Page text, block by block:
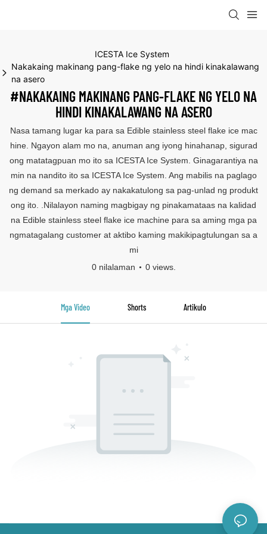
ICESTA Ice System
Nakakaing makinang pang-flake ng yelo na hindi kinakalawang
na asero
#NAKAKAING MAKINANG PANG-FLAKE NG YELO NA
HINDI KINAKALAWANG NA ASERO
Nasa tamang lugar ka para sa Edible stainless steel flake ice mac
hine. Ngayon alam mo na, anuman ang iyong hinahanap, sigurad
ong matatagpuan mo ito sa ICESTA Ice System. Ginagarantiya na
min na nandito ito sa ICESTA Ice System. Ang mabilis na paglago
ng demand sa merkado ay nakakatulong sa pag-unlad ng produkt
ong ito. .Nilalayon naming magbigay ng pinakamataas na kalidad
na Edible stainless steel flake ice machine para sa aming mga pa
ngmatagalang customer at aktibo kaming makikipagtulungan sa a
mi
0 nilalaman
0 views.
Mga Video Shorts Artikulo